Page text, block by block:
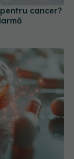
cancer?